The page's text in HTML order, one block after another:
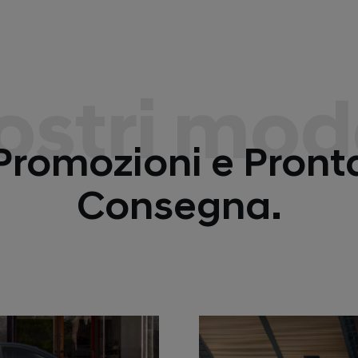
e
Consegna.